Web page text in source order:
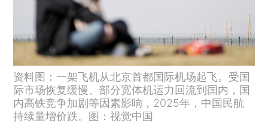
资料图：一架飞机从北京首都国际机场起飞。受国
际市场恢复缓慢、部分宽体机运力回流到国内，国
内高铁竞争加剧等因素影响，2025年，中国民航
持续量增价跌。图：视觉中国